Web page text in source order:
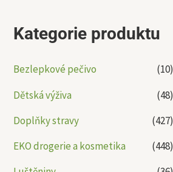
Kategorie produktu
Bezlepkové pečivo
(10)
Dětská výživa
(48)
Doplňky stravy
(427)
EKO drogerie a kosmetika
(448)